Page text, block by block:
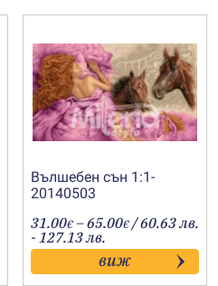
Вълшебен сън 1:1-
20140503
31.00€ –65.00€Price
range:
31.00€
through
65.00€
/ 60.63 лв.
- 127.13 лв.
виж